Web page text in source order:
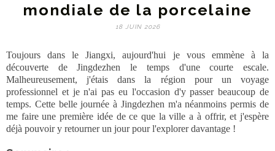
mondiale de la porcelaine
18 JUIN 2026
Toujours dans le Jiangxi, aujourd'hui je vous emmène à la
découverte de Jingdezhen le temps d'une courte escale.
Malheureusement, j'étais dans la région pour un voyage
professionnel et je n'ai pas eu l'occasion d'y passer beaucoup de
temps. Cette belle journée à Jingdezhen m'a néanmoins permis de
me faire une première idée de ce que la ville a à offrir, et j'espère
déjà pouvoir y retourner un jour pour l'explorer davantage !